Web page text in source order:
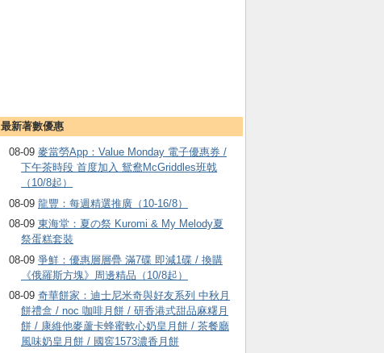
最新著數優惠
08-09 麥當勞App：Value Monday 電子優惠券 /
下午茶時段 首度加入 鴛鴦McGriddles班戟
（10/8起）
08-09 龍豐：每週精選推廣（10-16/8）
08-09 東海堂：夏の祭 Kuromi & My Melody夏
祭蛋糕套裝
08-09 爭鮮：優惠層層疊 滿7碟 即減1碟 / 換購
《俄羅斯方塊》周邊精品（10/8起）
08-09 奇華餅家：迪士尼米奇與好友系列 中秋月
餅禮盒 / noc 咖啡月餅 / 研香港式甜品麻糬月
餅 / 康維他麥蘆卡蜂蜜軟心奶皇月餅 / 茶餐廳
風味奶皇月餅 / 國窖1573濃香月餅